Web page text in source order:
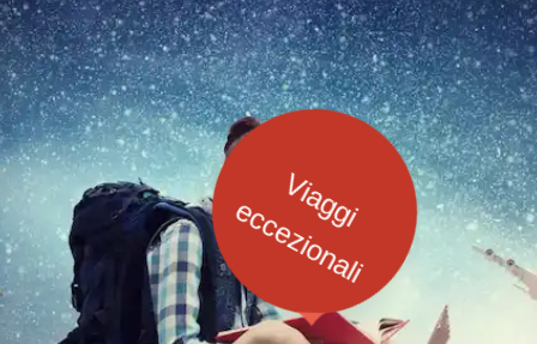
Viaggi
eccezionali